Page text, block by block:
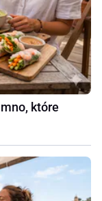
które